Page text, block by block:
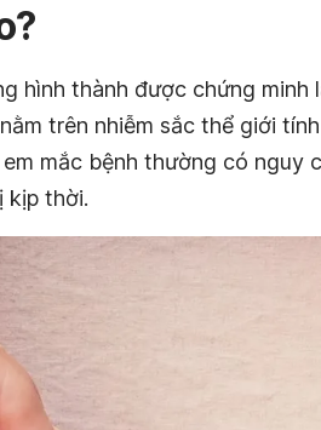
hình thành được chứng minh
trên nhiễm sắc thể giới
mắc bệnh thường có nguy
kịp thời.